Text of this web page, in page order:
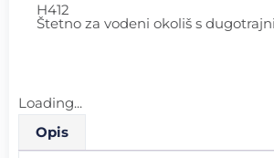
H412
Štetno za vodeni okoliš s
Loading...
Opis